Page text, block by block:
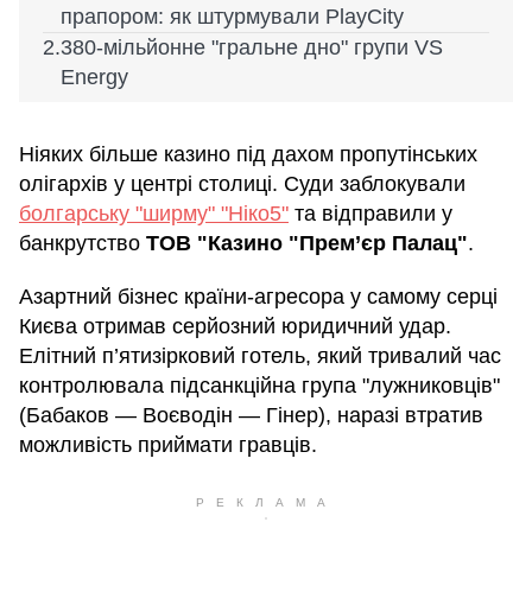
прапором: як штурмували PlayCity
380-мільйонне "гральне дно" групи VS
Energy
Ніяких більше казино під дахом пропутінських
олігархів у центрі столиці. Суди заблокували
болгарську "ширму" "Ніко5" та відправили у
банкрутство ТОВ "Казино "Прем’єр Палац".
Азартний бізнес країни-агресора у самому серці
Києва отримав серйозний юридичний удар.
Елітний п’ятизірковий готель, який тривалий час
контролювала підсанкційна група "лужниковців"
(Бабаков — Воєводін — Гінер), наразі втратив
можливість приймати гравців.